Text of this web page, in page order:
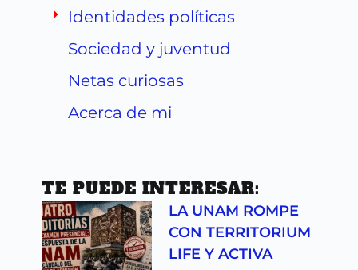
Identidades políticas
Sociedad y juventud
Netas curiosas
Acerca de mi
TE PUEDE INTERESAR:
LA UNAM ROMPE
CON TERRITORIUM
LIFE Y ACTIVA